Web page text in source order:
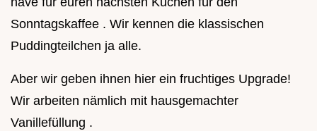
Sonntagskaffee . Wir kennen die klassischen
Puddingteilchen ja alle.
Aber wir geben ihnen hier ein fruchtiges Upgrade!
Wir arbeiten nämlich mit hausgemachter
Vanillefüllung .